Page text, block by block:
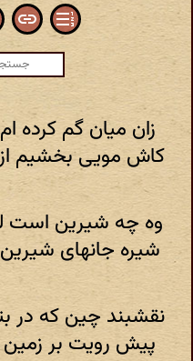
زان میان گم کرده
کاش مویی بخشیم
وه چه شیرین است
شیره جانهای
نقشبند چین که در
پیش رویت بر